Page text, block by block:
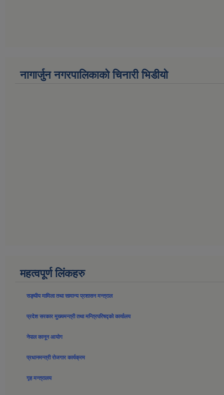
नागार्जुन नगरपालिकाको चिनारी भिडीयो
महत्वपूर्ण लिंकहरु
सङ्घीय मामिला तथा सामान्य प्रशासन मन्त्राल
प्रदेश सरकार मुख्यमन्त्री तथा मन्त्रिपरिषद्को कार्यालय
नेपाल कानून आयोग
प्रधानमन्त्री रोजगार कार्यक्रम
गृह मन्त्रालय